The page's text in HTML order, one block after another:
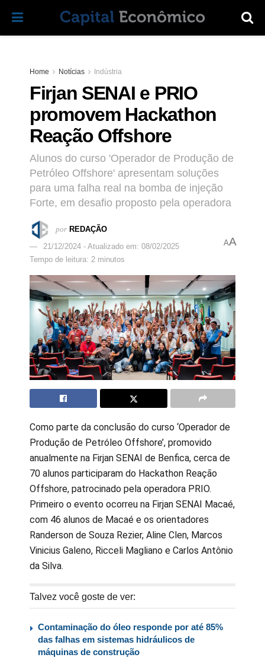
Home Notícias Indústria
Firjan SENAI e PRIO
promovem Hackathon
Reação Offshore
Alunos do curso 'Operador de Produção de
Petróleo Offshore' apresentam soluções
para uma falha real na bomba de injeção
Forte, em desafio proposto pela operadora
por REDAÇÃO
21/12/2024 - Atualizado em: 08/02/2025
Tempo de leitura: 2 minutos
AA
Como parte da conclusão do curso ‘Operador de
Produção de Petróleo Offshore’, promovido
anualmente na Firjan SENAI de Benfica, cerca de
70 alunos participaram do Hackathon Reação
Offshore, patrocinado pela operadora PRIO.
Primeiro o evento ocorreu na Firjan SENAI Macaé,
com 46 alunos de Macaé e os orientadores
Randerson de Souza Rezier, Aline Clen, Marcos
Vinicius Galeno, Ricceli Magliano e Carlos Antônio
da Silva.
Talvez você goste de ver:
Contaminação do óleo responde por até 85%
das falhas em sistemas hidráulicos de
máquinas de construção